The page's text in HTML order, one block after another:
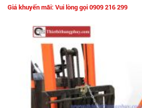
Giá khuyến mãi: Vui lòng gọi 0909 216 299